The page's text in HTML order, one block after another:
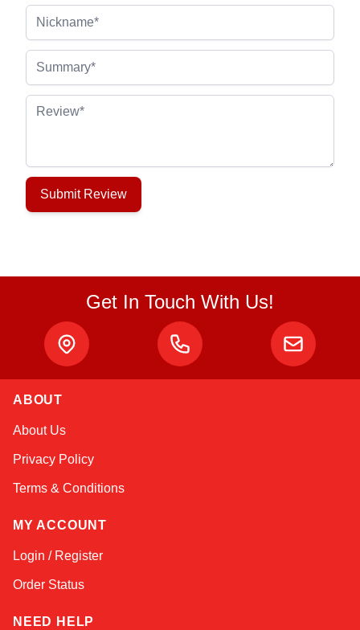
Review
Submit Review
Get In Touch With Us!
ABOUT
About Us
Privacy Policy
Terms & Conditions
MY ACCOUNT
Login / Register
Order Status
NEED HELP